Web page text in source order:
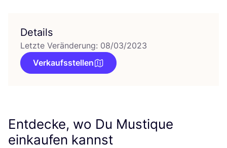
Details
Letzte Veränderung: 08/03/2023
Verkaufsstellen
Entdecke, wo Du Mustique
einkaufen kannst